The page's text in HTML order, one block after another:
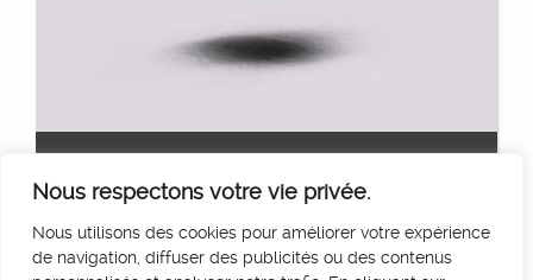
Nous respectons votre vie privée.
Nous utilisons des cookies pour améliorer votre expérience
de navigation, diffuser des publicités ou des contenus
14€ HT/Jour